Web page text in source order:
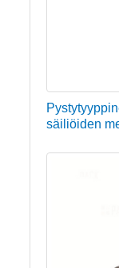
säiliöiden